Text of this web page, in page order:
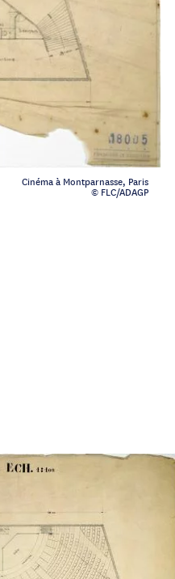
Cinéma à Montparnasse, Paris
© FLC/ADAGP